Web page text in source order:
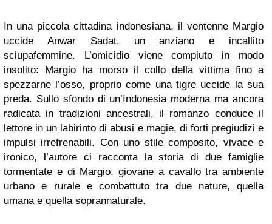
In una piccola cittadina indonesiana, il ventenne Margio
uccide Anwar Sadat, un anziano e incallito
sciupafemmine. L’omicidio viene compiuto in modo
insolito: Margio ha morso il collo della vittima fino a
spezzarne l’osso, proprio come una tigre uccide la sua
preda. Sullo sfondo di un’Indonesia moderna ma ancora
radicata in tradizioni ancestrali, il romanzo conduce il
lettore in un labirinto di abusi e magie, di forti pregiudizi e
impulsi irrefrenabili. Con uno stile composito, vivace e
ironico, l’autore ci racconta la storia di due famiglie
tormentate e di Margio, giovane a cavallo tra ambiente
urbano e rurale e combattuto tra due nature, quella
umana e quella soprannaturale.